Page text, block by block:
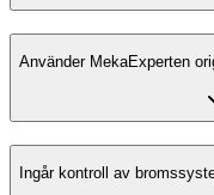
Använder MekaExperten
Ingår kontroll av